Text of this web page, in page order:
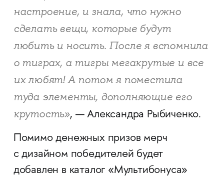
настроение, и знала, что нужно
сделать вещи, которые будут
любить и носить. После я вспомнила
о тиграх, а тигры мегакрутые и все
их любят! А потом я поместила
туда элементы, дополняющие его
крутость», — Александра Рыбиченко.
Помимо денежных призов мерч
с дизайном победителей будет
добавлен в каталог «Мультибонуса»